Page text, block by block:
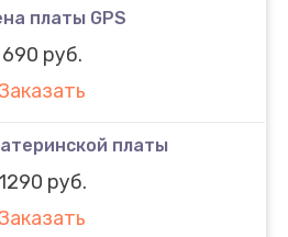
платы GPS
690 руб.
платы
1290 руб.